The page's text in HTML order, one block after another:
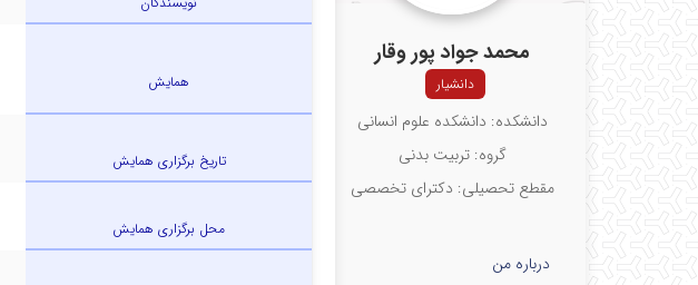
محمد جواد پور وقار
دانشیار
دانشکده: دانشکده علوم انسانی
گروه: تربیت بدنی
مقطع تحصیلی: دکترای تخصصی
درباره من
همایش
تاریخ برگزاری همایش
محل برگزاری همایش